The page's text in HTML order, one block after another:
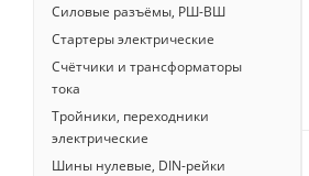
Силовые разъёмы, РШ-ВШ
Стартеры электрические
Счётчики и трансформаторы
тока
Тройники, переходники
электрические
Шины нулевые, DIN-рейки